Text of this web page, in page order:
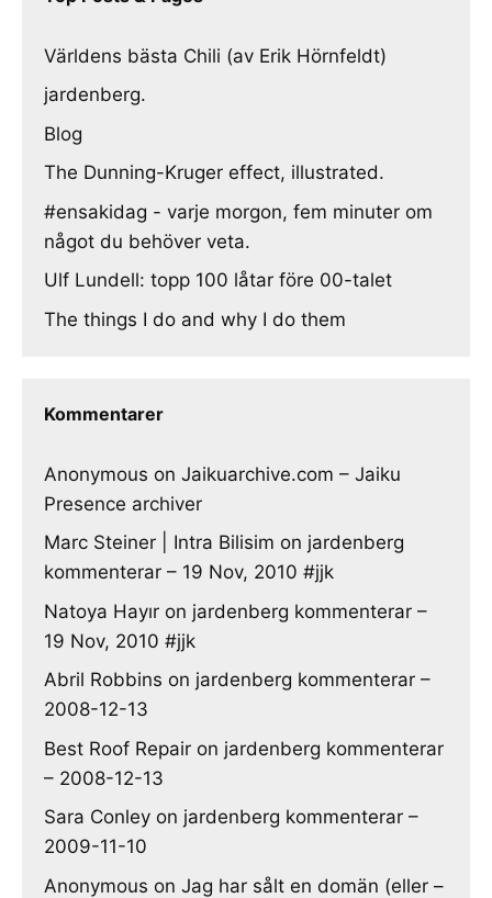
Världens bästa Chili (av Erik Hörnfeldt)
jardenberg.
Blog
The Dunning-Kruger effect, illustrated.
#ensakidag - varje morgon, fem minuter om
något du behöver veta.
Ulf Lundell: topp 100 låtar före 00-talet
The things I do and why I do them
Kommentarer
Anonymous on Jaikuarchive.com – Jaiku
Presence archiver
Marc Steiner | Intra Bilisim on jardenberg
kommenterar – 19 Nov, 2010 #jjk
Natoya Hayır on jardenberg kommenterar –
19 Nov, 2010 #jjk
Abril Robbins on jardenberg kommenterar –
2008-12-13
Best Roof Repair on jardenberg kommenterar
– 2008-12-13
Sara Conley on jardenberg kommenterar –
2009-11-10
Anonymous on Jag har sålt en domän (eller –